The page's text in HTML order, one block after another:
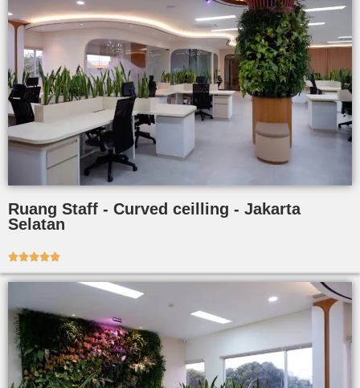
Ruang Staff - Curved ceilling - Jakarta
Selatan
